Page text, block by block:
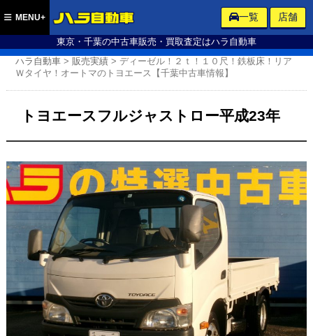
東京・千葉の中古車販売・買取査定はハラ自動車
MENU+ 一覧 店舗
ハラ自動車 >販売実績 > ディーゼル！２ｔ！１０尺！鉄板床！リア
Ｗタイヤ！オートマのトヨエース【千葉中古車情報】
トヨエースフルジャストロー平成23年